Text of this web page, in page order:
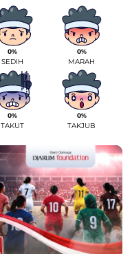
0%
SEDIH
0%
MARAH
0%
TAKUT
0%
TAKJUB